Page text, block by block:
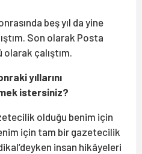
beş yıl da yine
Son olarak Posta
olarak çalıştım.
yıllarını
istersiniz?
olduğu benim için
için tam bir gazetecilik
insan hikâyeleri